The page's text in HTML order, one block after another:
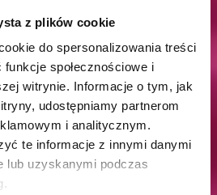
z plików cookie
do spersonalizowania treści
społecznościowe i
witrynie. Informacje o tym, jak
udostępniamy partnerom
i analitycznym.
te informacje z innymi danymi
lub uzyskanymi podczas